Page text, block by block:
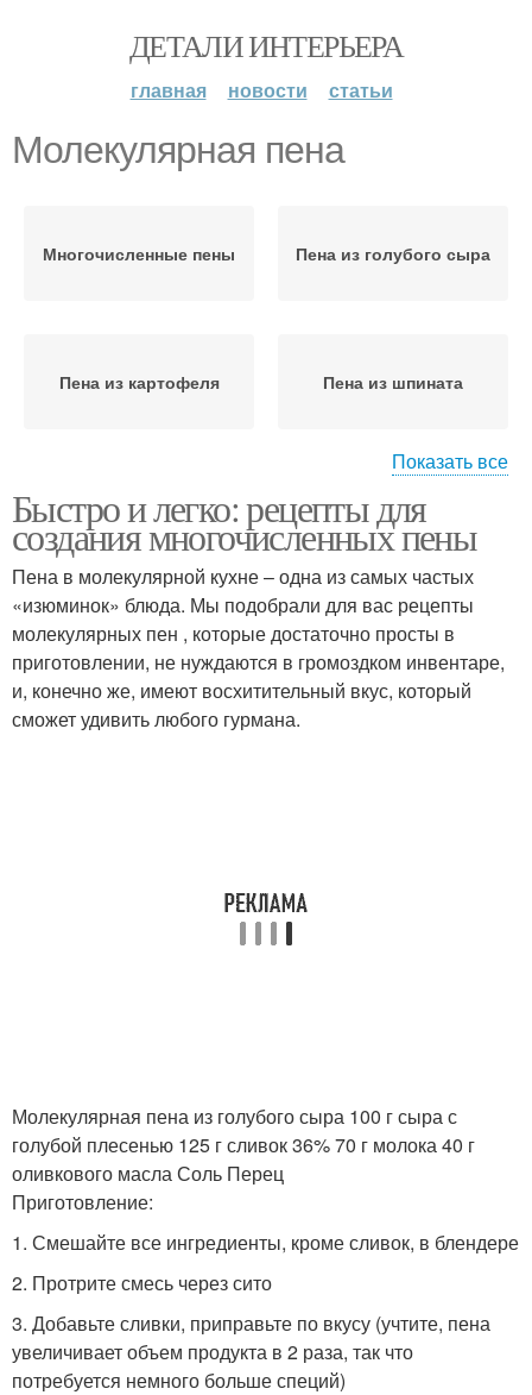
ДЕТАЛИ ИНТЕРЬЕРА
главная новости статьи
Молекулярная пена
Многочисленные пены Пена из голубого сыра
Пена из картофеля Пена из шпината
майонеза
сиропа
Многочисленная пена Кулинарная пена
Показать все
Быстро и легко: рецепты для
создания многочисленных пены
Пена в молекулярной кухне – одна из самых частых
«изюминок» блюда. Мы подобрали для вас рецепты
молекулярных пен , которые достаточно просты в
приготовлении, не нуждаются в громоздком инвентаре,
и, конечно же, имеют восхитительный вкус, который
сможет удивить любого гурмана.
Молекулярная пена из голубого сыра 100 г сыра с
голубой плесенью 125 г сливок 36% 70 г молока 40 г
оливкового масла Соль Перец
Приготовление:
1. Смешайте все ингредиенты, кроме сливок, в блендере
2. Протрите смесь через сито
3. Добавьте сливки, приправьте по вкусу (учтите, пена
увеличивает объем продукта в 2 раза, так что
потребуется немного больше специй)